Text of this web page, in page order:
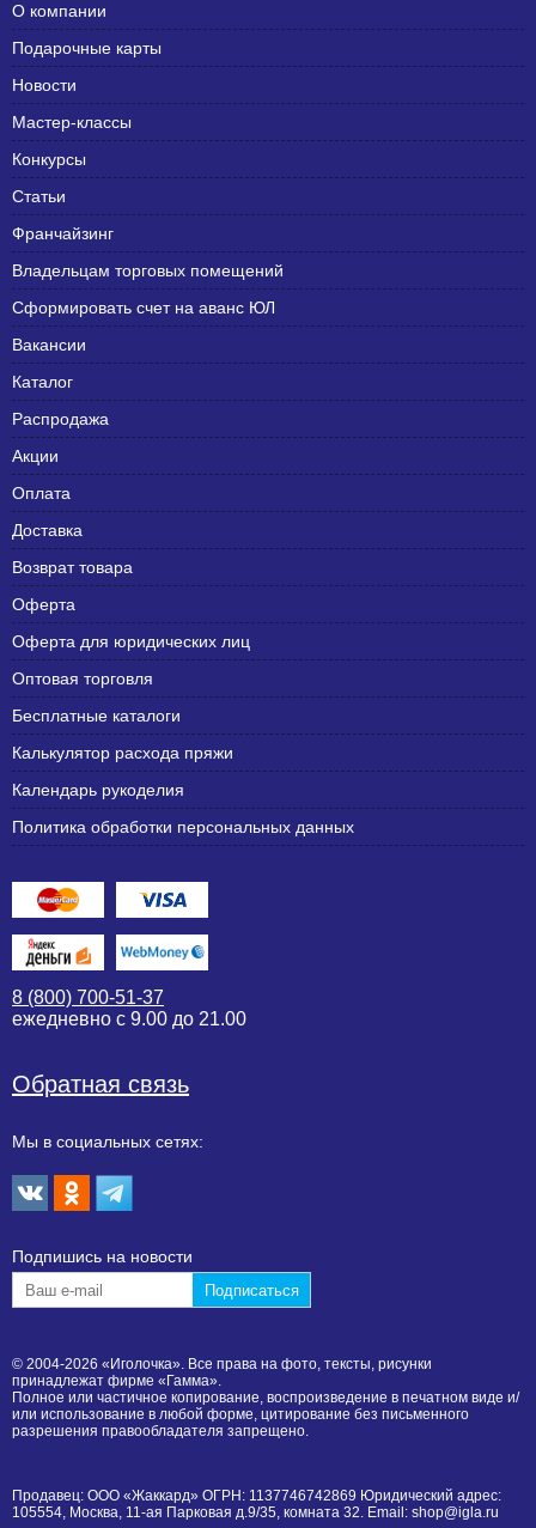
О компании
Подарочные карты
Новости
Мастер-классы
Конкурсы
Статьи
Франчайзинг
Владельцам торговых помещений
Сформировать счет на аванс ЮЛ
Вакансии
Каталог
Распродажа
Акции
Оплата
Доставка
Возврат товара
Оферта
Оферта для юридических лиц
Оптовая торговля
Бесплатные каталоги
Калькулятор расхода пряжи
Календарь рукоделия
Политика обработки персональных данных
8 (800) 700-51-37
ежедневно с 9.00 до 21.00
Обратная связь
Мы в социальных сетях:
Подпишиcь на новости
© 2004-2026 «Иголочка». Все права на фото, тексты, рисунки
принадлежат фирме «Гамма».
Полное или частичное копирование, воспроизведение в печатном виде и/
или использование в любой форме, цитирование без письменного
разрешения правообладателя запрещено.
Продавец: ООО «Жаккард» ОГРН: 1137746742869 Юридический адрес:
105554, Москва, 11-ая Парковая д.9/35, комната 32. Email: shop@igla.ru